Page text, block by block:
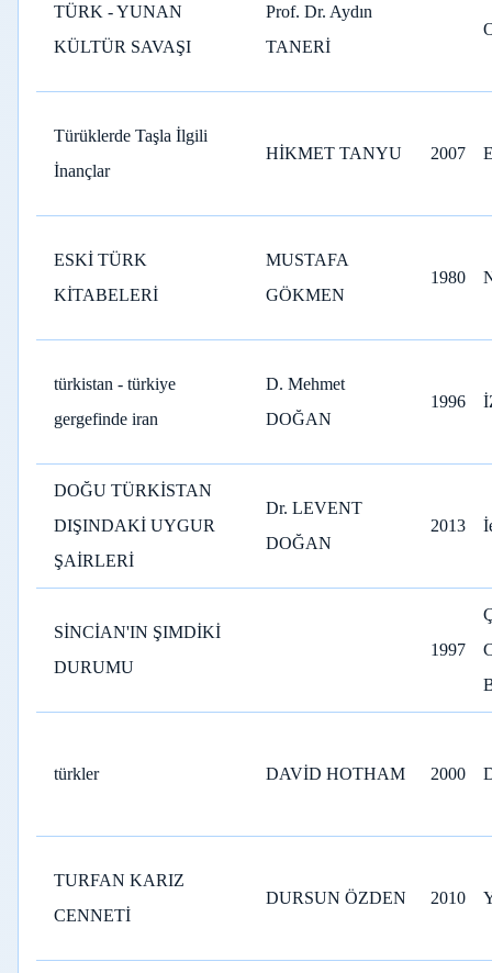
TÜRK - YUNAN
KÜLTÜR SAVAŞI
Prof. Dr. Aydın
TANERİ
Türüklerde Taşla İlgili
İnançlar
HİKMET TANYU 2007
ESKİ TÜRK
KİTABELERİ
MUSTAFA
GÖKMEN
1980
türkistan - türkiye
gergefinde iran
D. Mehmet
DOĞAN
1996
DOĞU TÜRKİSTAN
DIŞINDAKİ UYGUR
ŞAİRLERİ
Dr. LEVENT
DOĞAN
2013
SİNCİAN'IN ŞIMDİKİ
DURUMU
1997
türkler DAVİD HOTHAM 2000
TURFAN KARIZ
CENNETİ
DURSUN ÖZDEN 2010